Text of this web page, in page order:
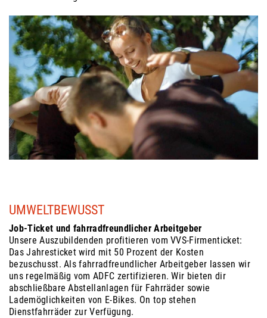
UMWELTBEWUSST
Job-Ticket und fahrradfreundlicher Arbeitgeber
Unsere Auszubildenden profitieren vom VVS-Firmenticket:
Das Jahresticket wird mit 50 Prozent der Kosten
bezuschusst. Als fahrradfreundlicher Arbeitgeber lassen wir
uns regelmäßig vom ADFC zertifizieren. Wir bieten dir
abschließbare Abstellanlagen für Fahrräder sowie
Lademöglichkeiten von E-Bikes. On top stehen
Dienstfahrräder zur Verfügung.